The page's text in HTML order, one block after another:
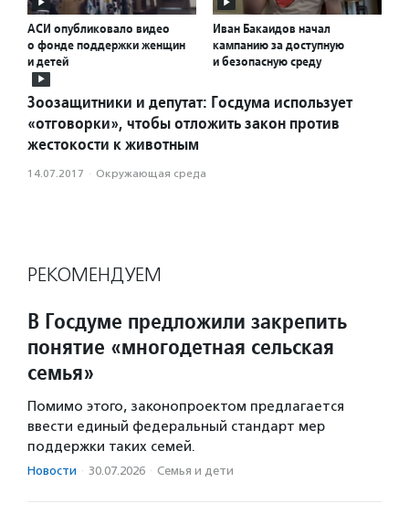
АСИ опубликовало видео
о фонде поддержки женщин
и детей
Иван Бакаидов начал
кампанию за доступную
и безопасную среду
Зоозащитники и депутат: Госдума использует
«отговорки», чтобы отложить закон против
жестокости к животным
14.07.2017 · Окружающая среда
РЕКОМЕНДУЕМ
В Госдуме предложили закрепить
понятие «многодетная сельская
семья»
Помимо этого, законопроектом предлагается
ввести единый федеральный стандарт мер
поддержки таких семей.
Новости · 30.07.2026 · Семья и дети